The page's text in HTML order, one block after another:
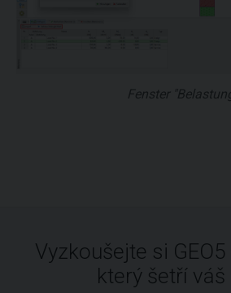
Fenster
Vyzkoušejte si
který šetří váš